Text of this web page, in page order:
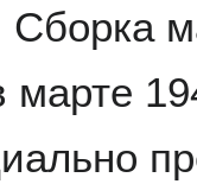
Сборка